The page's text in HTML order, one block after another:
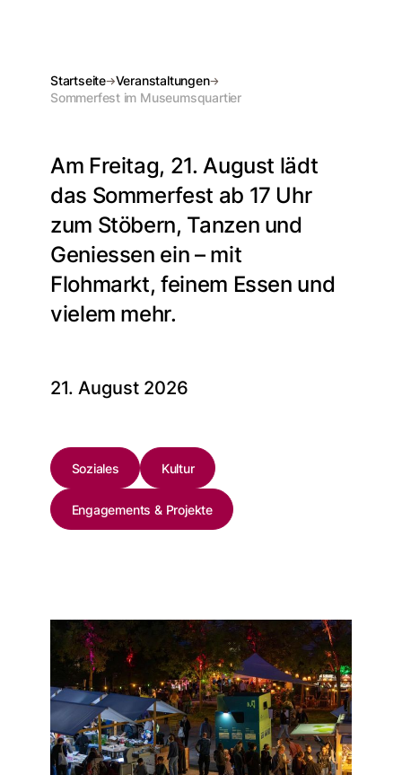
Startseite
Veranstaltungen
Sommerfest im Museumsquartier
Am Freitag, 21. August lädt
das Sommerfest ab 17 Uhr
zum Stöbern, Tanzen und
Geniessen ein – mit
Flohmarkt, feinem Essen und
vielem mehr.
21. August 2026
Soziales Kultur
Engagements & Projekte